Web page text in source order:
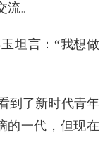
。
坦言：“我想做
到了新时代青年
的一代，但现在